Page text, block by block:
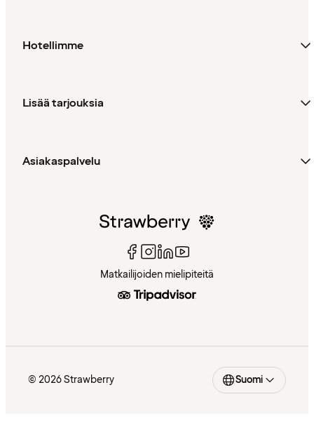
Hotellimme
Lisää tarjouksia
Asiakaspalvelu
Matkailijoiden mielipiteitä
© 2026 Strawberry Suomi